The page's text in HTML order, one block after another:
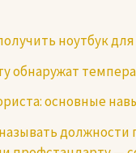
ноутбук
обнаружат
основные
должности